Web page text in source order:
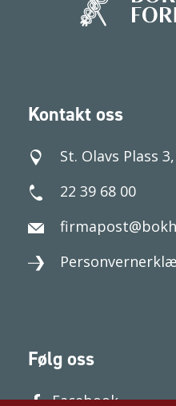
Kontakt oss
St. Olavs Plass
22 39 68 00
Følg oss
Facebook